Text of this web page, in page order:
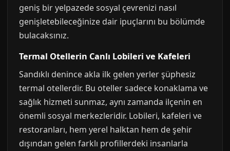
geniş bir yelpazede sosyal çevrenizi nasıl
genişletebileceğinize dair ipuçlarını bu bölümde
bulacaksınız.
Termal Otellerin Canlı Lobileri ve Kafeleri
Sandıklı denince akla ilk gelen yerler şüphesiz
termal otellerdir. Bu oteller sadece konaklama ve
sağlık hizmeti sunmaz, aynı zamanda ilçenin en
önemli sosyal merkezleridir. Lobileri, kafeleri ve
restoranları, hem yerel halktan hem de şehir
dışından gelen farklı profillerdeki insanlarla